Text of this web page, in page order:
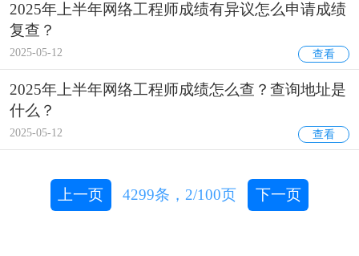
2025年上半年网络工程师成绩有异议怎么申请成绩
复查？
2025-05-12 查看
2025年上半年网络工程师成绩怎么查？查询地址是
什么？
2025-05-12 查看
上一页 4299条， 2/100页 下一页